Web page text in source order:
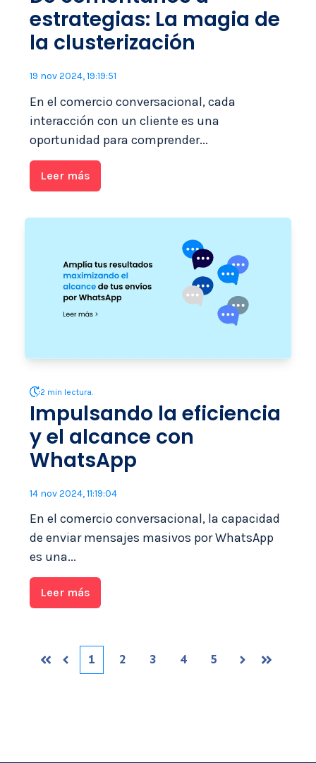
estrategias: La magia de
la clusterización
19 nov 2024, 19:19:51
En el comercio conversacional, cada
interacción con un cliente es una
oportunidad para comprender...
Leer más
2 min lectura.
Impulsando la eficiencia
y el alcance con
WhatsApp
14 nov 2024, 11:19:04
En el comercio conversacional, la capacidad
de enviar mensajes masivos por WhatsApp
es una...
Leer más
PrimeraSiguiente
1 2 3 4 5
Anterior
Ultima